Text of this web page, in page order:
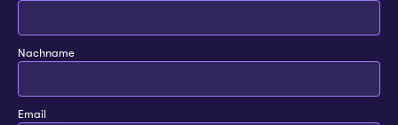
Nachname
Email